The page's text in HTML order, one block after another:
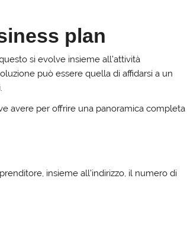
plan
si evolve insieme all’attività
può essere quella di affidarsi a un
avere per offrire una panoramica completa
insieme all’indirizzo, il numero di